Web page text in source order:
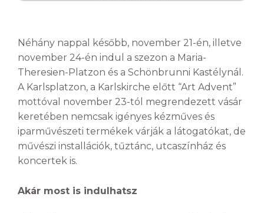
Néhány nappal később, november 21-én, illetve
november 24-én indul a szezon a Maria-
Theresien-Platzon és a Schönbrunni Kastélynál.
A Karlsplatzon, a Karlskirche előtt “Art Advent”
mottóval november 23-tól megrendezett vásár
keretében nemcsak igényes kézműves és
iparművészeti termékek várják a látogatókat, de
művészi installációk, tűztánc, utcaszínház és
koncertek is.
Akár most is indulhatsz